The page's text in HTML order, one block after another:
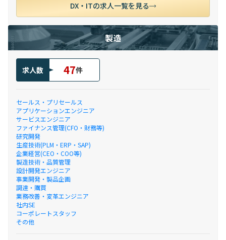
DX・ITの求人一覧を見る
製造
求人数 47件
セールス・プリセールス
アプリケーションエンジニア
サービスエンジニア
ファイナンス管理(CFO・財務等)
研究開発
生産技術(PLM・ERP・SAP)
企業経営(CEO・COO等)
製造技術・品質管理
設計開発エンジニア
事業開発・製品企画
調達・購買
業務改善・変革エンジニア
社内SE
コーポレートスタッフ
その他